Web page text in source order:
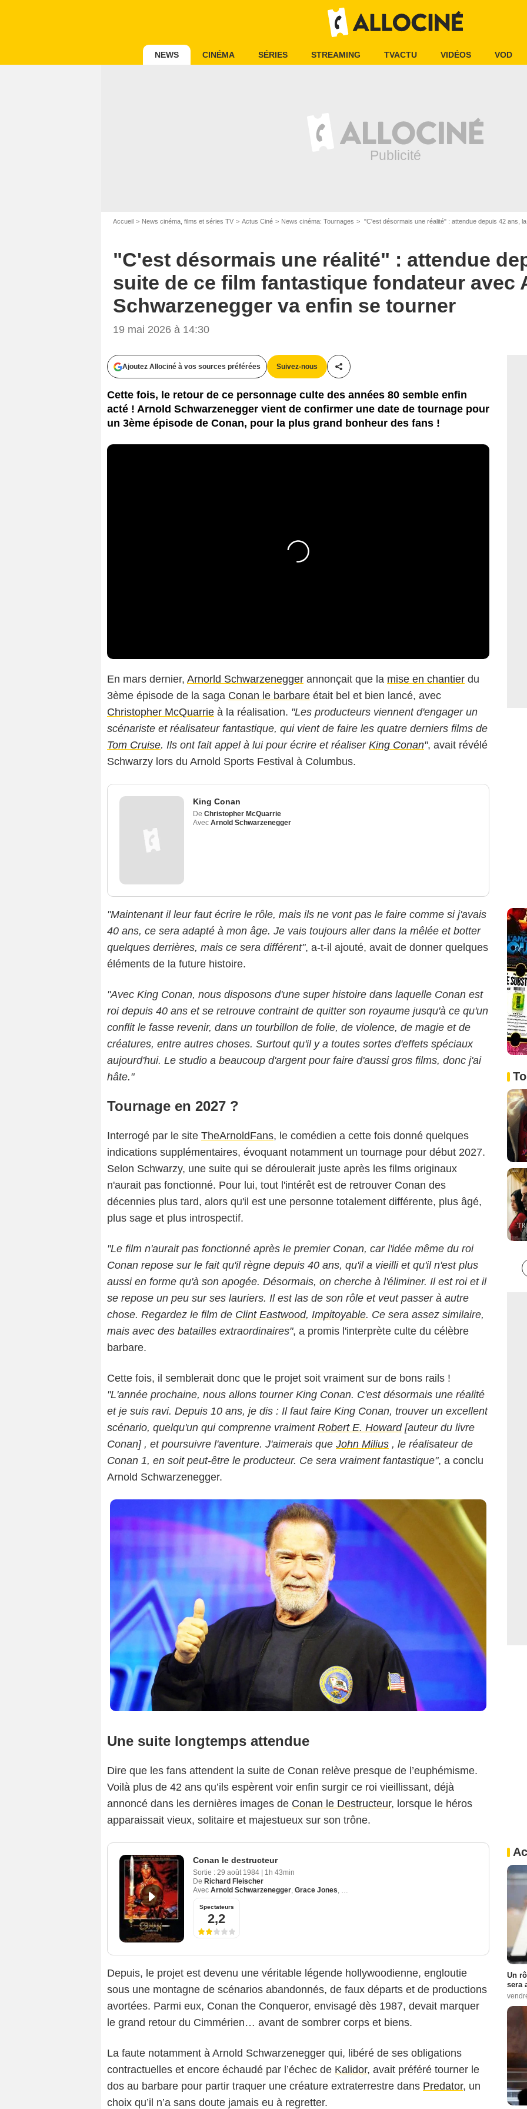
NEWS CINÉMA SÉRIES STREAMING TVACTU VIDÉOS VOD
Accueil News cinéma, films et séries TV Actus Ciné News cinéma: Tournages "C'est désormais une réalité" : attendue depuis 42 ans, la suite de ce film
"C'est désormais une réalité" : attendue
suite de ce film fantastique fondateur avec
Schwarzenegger va enfin se tourner
19 mai 2026 à 14:30
Ajoutez Allociné à vos sources préférées Suivez-nous
Partager cet article
Cette fois, le retour de ce personnage culte des années 80 semble enfin
acté ! Arnold Schwarzenegger vient de confirmer une date de tournage pour
un 3ème épisode de Conan, pour la plus grand bonheur des fans !
En mars dernier, Arnorld Schwarzenegger annonçait que la mise en chantier du
3ème épisode de la saga Conan le barbare était bel et bien lancé, avec
Christopher McQuarrie à la réalisation. "Les producteurs viennent d'engager un
scénariste et réalisateur fantastique, qui vient de faire les quatre derniers films de
Tom Cruise. Ils ont fait appel à lui pour écrire et réaliser King Conan", avait révélé
Schwarzy lors du Arnold Sports Festival à Columbus.
King Conan
De Christopher McQuarrie
Avec Arnold Schwarzenegger
"Maintenant il leur faut écrire le rôle, mais ils ne vont pas le faire comme si j'avais
40 ans, ce sera adapté à mon âge. Je vais toujours aller dans la mêlée et botter
quelques derrières, mais ce sera différent", a-t-il ajouté, avait de donner quelques
éléments de la future histoire.
"Avec King Conan, nous disposons d'une super histoire dans laquelle Conan est
roi depuis 40 ans et se retrouve contraint de quitter son royaume jusqu'à ce qu'un
conflit le fasse revenir, dans un tourbillon de folie, de violence, de magie et de
créatures, entre autres choses. Surtout qu'il y a toutes sortes d'effets spéciaux
aujourd'hui. Le studio a beaucoup d'argent pour faire d'aussi gros films, donc j'ai
hâte."
Tournage en 2027 ?
Interrogé par le site TheArnoldFans, le comédien a cette fois donné quelques
indications supplémentaires, évoquant notamment un tournage pour début 2027.
Selon Schwarzy, une suite qui se déroulerait juste après les films originaux
n'aurait pas fonctionné. Pour lui, tout l'intérêt est de retrouver Conan des
décennies plus tard, alors qu'il est une personne totalement différente, plus âgé,
plus sage et plus introspectif.
"Le film n'aurait pas fonctionné après le premier Conan, car l'idée même du roi
Conan repose sur le fait qu'il règne depuis 40 ans, qu'il a vieilli et qu'il n'est plus
aussi en forme qu'à son apogée. Désormais, on cherche à l'éliminer. Il est roi et il
se repose un peu sur ses lauriers. Il est las de son rôle et veut passer à autre
chose. Regardez le film de Clint Eastwood, Impitoyable. Ce sera assez similaire,
mais avec des batailles extraordinaires", a promis l'interprète culte du célèbre
barbare.
Cette fois, il semblerait donc que le projet soit vraiment sur de bons rails !
"L'année prochaine, nous allons tourner King Conan. C'est désormais une réalité
et je suis ravi. Depuis 10 ans, je dis : Il faut faire King Conan, trouver un excellent
scénario, quelqu'un qui comprenne vraiment Robert E. Howard[auteur du livre
Conan] , et poursuivre l'aventure. J'aimerais que John Milius , le réalisateur de
Conan 1, en soit peut-être le producteur. Ce sera vraiment fantastique", a conclu
Arnold Schwarzenegger.
Bestimage
Une suite longtemps attendue
Dire que les fans attendent la suite de Conan relève presque de l’euphémisme.
Voilà plus de 42 ans qu’ils espèrent voir enfin surgir ce roi vieillissant, déjà
annoncé dans les dernières images de Conan le Destructeur, lorsque le héros
apparaissait vieux, solitaire et majestueux sur son trône.
Conan le destructeur
Sortie : 29 août 1984 | 1h 43min
De Richard Fleischer
Avec Arnold Schwarzenegger Grace Jones
Spectateurs
2,2
Depuis, le projet est devenu une véritable légende hollywoodienne, engloutie
sous une montagne de scénarios abandonnés, de faux départs et de productions
avortées. Parmi eux, Conan the Conqueror, envisagé dès 1987, devait marquer
le grand retour du Cimmérien… avant de sombrer corps et biens.
La faute notamment à Arnold Schwarzenegger qui, libéré de ses obligations
contractuelles et encore échaudé par l’échec de Kalidor, avait préféré tourner le
dos au barbare pour partir traquer une créature extraterrestre dans Predator, un
choix qu’il n’a sans doute jamais eu à regretter.
Un
sera